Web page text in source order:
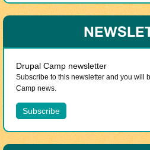
Drupal Camp newsletter
Subscribe to this newsletter and you will
Camp news.